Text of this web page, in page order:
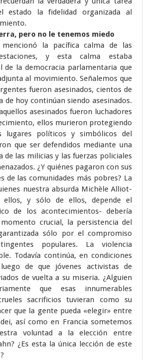
estado la fidelidad organizada al
pero no le tenemos miedo
la pacífica calma de las
y esta calma estaba
de la democracia parlamentaria que
al movimiento. Señalemos que
fueron asesinados, cientos de
de hoy continúan siendo asesinados.
asesinados fueron luchadores
ellos murieron protegiendo
lugares políticos y simbólicos del
que ser defendidos mediante una
de las milicias y las fuerzas policiales
¿Y quiénes pagaron con sus
de las comunidades más pobres? La
nuestra absurda Michèle Alliot-
y sólo de ellos, depende el
de los acontecimientos- debería
crucial, la persistencia del
sólo por el compromiso
populares. La violencia
Todavía continúa, en condiciones
de que jóvenes activistas de
de vuelta a su miseria. ¿Alguien
que esas innumerables
sacrificios tuvieran como su
que la gente pueda «elegir» entre
así como en Francia sometemos
voluntad a la elección entre
¿Es esta la única lección de este